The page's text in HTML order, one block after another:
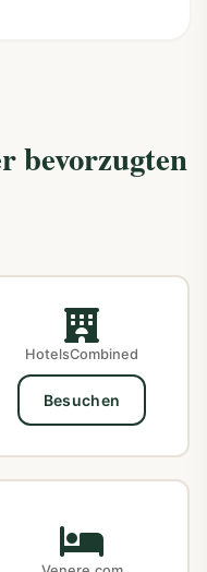
bevorzugten
HotelsCombined
Besuchen